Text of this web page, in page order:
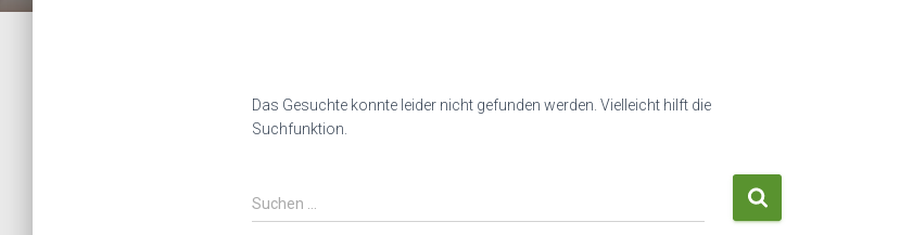
Das Gesuchte konnte leider nicht gefunden werden. Vielleicht hilft die
Suchfunktion.
Suchen
nach:
Suchen …